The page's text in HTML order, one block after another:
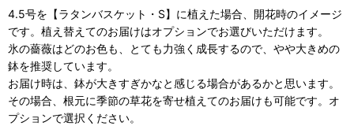
4.5号を【ラタンバスケット・S】に植えた場合、開花時のイメージ
です。植え替えてのお届けはオプションでお選びいただけます。
氷の薔薇はどのお色も、とても力強く成長するので、やや大きめの
鉢を推奨しています。
お届け時は、鉢が大きすぎかなと感じる場合があるかと思います。
その場合、根元に季節の草花を寄せ植えてのお届けも可能です。オ
プションで選択ください。